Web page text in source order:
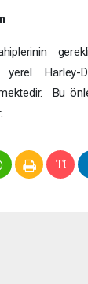
Harley-
Bu